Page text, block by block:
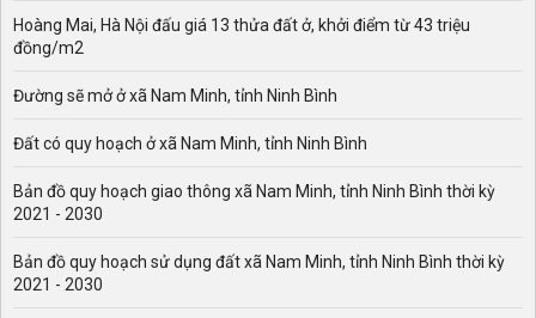
Sơn, Thọ Tân, Thọ Thế, Thọ Tiến, Thọ Vực, Tiến Nông,
Triệu Thành, Vân Sơn, Xuân Lộc, Xuân Thịnh, Xuân Thọ.
trấn Nưa.
Bên cạnh đó, bản đồ quy hoạch huyện Triệu Sơn cũng sẽ
- Thông tin bản đồ quy hoạch sử dụng đất gồm có vị trí,
phường, thị trấn trên địa bàn huyện .
- Sơ đồ khu đất nằm trong diện quy hoạch.
Hoàng Mai, Hà Nội đấu giá 13 thửa đất ở, khởi điểm từ 43 triệu
đồng/m2
Đường sẽ mở ở xã Nam Minh, tỉnh Ninh Bình
Đất có quy hoạch ở xã Nam Minh, tỉnh Ninh Bình
Bản đồ quy hoạch giao thông xã Nam Minh, tỉnh Ninh Bình thời kỳ
2021 - 2030
Bản đồ quy hoạch sử dụng đất xã Nam Minh, tỉnh Ninh Bình thời kỳ
2021 - 2030